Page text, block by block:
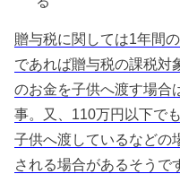
贈与税に関しては1年間
であれば贈与税の課税対
のお金を子供へ渡す場合
事。又、110万円以下で
子供へ渡しているなどの
される場合があるそうで